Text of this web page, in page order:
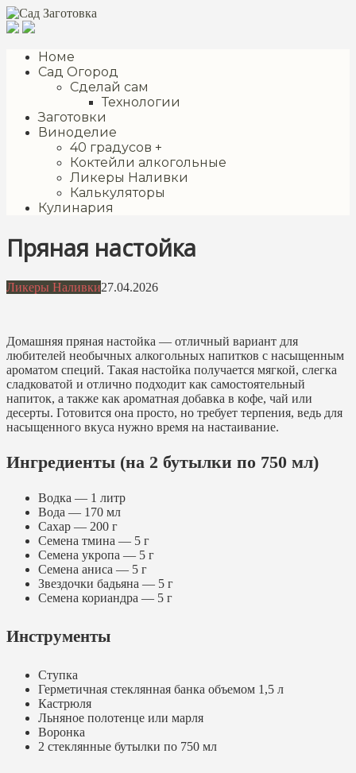
Перейти
к
Номе
Сад Огород
Сделай сам
Технологии
Заготовки
Виноделие
40 градусов +
Коктейли алкогольные
Ликеры Наливки
Калькуляторы
Кулинария
Пряная настойка
Ликеры Наливки27.04.2026
Домашняя пряная настойка — отличный вариант для
любителей необычных алкогольных напитков с насыщенным
ароматом специй. Такая настойка получается мягкой, слегка
сладковатой и отлично подходит как самостоятельный
напиток, а также как ароматная добавка в кофе, чай или
десерты. Готовится она просто, но требует терпения, ведь для
насыщенного вкуса нужно время на настаивание.
Ингредиенты (на 2 бутылки по 750 мл)
Водка — 1 литр
Вода — 170 мл
Сахар — 200 г
Семена тмина — 5 г
Семена укропа — 5 г
Семена аниса — 5 г
Звездочки бадьяна — 5 г
Семена кориандра — 5 г
Инструменты
Ступка
Герметичная стеклянная банка объемом 1,5 л
Кастрюля
Льняное полотенце или марля
Воронка
2 стеклянные бутылки по 750 мл